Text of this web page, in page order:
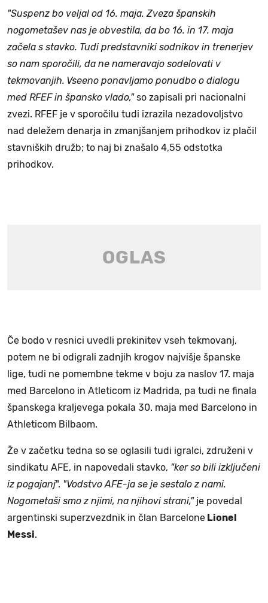
"Suspenz bo veljal od 16. maja. Zveza španskih
nogometašev nas je obvestila, da bo 16. in 17. maja
začela s stavko. Tudi predstavniki sodnikov in trenerjev
so nam sporočili, da ne nameravajo sodelovati v
tekmovanjih. Vseeno ponavljamo ponudbo o dialogu
med RFEF in špansko vlado,"so zapisali pri nacionalni
zvezi. RFEF je v sporočilu tudi izrazila nezadovoljstvo
nad deležem denarja in zmanjšanjem prihodkov iz plačil
stavniških družb; to naj bi znašalo 4,55 odstotka
prihodkov.
Če bodo v resnici uvedli prekinitev vseh tekmovanj,
potem ne bi odigrali zadnjih krogov najvišje španske
lige, tudi ne pomembne tekme v boju za naslov 17. maja
med Barcelono in Atleticom iz Madrida, pa tudi ne finala
španskega kraljevega pokala 30. maja med Barcelono in
Athleticom Bilbaom.
Že v začetku tedna so se oglasili tudi igralci, združeni v
sindikatu AFE, in napovedali stavko, "ker so bili izključeni
iz pogajanj". "Vodstvo AFE-ja se je sestalo z nami.
Nogometaši smo z njimi, na njihovi strani,"je povedal
argentinski superzvezdnik in član Barcelone Lionel
Messi.